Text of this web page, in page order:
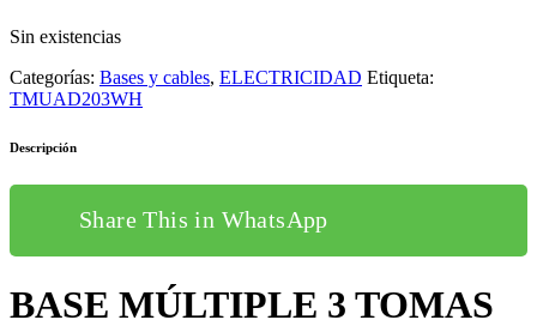
Sin existencias
Categorías: Bases y cables, ELECTRICIDAD Etiqueta:
TMUAD203WH
Descripción
Share This in WhatsApp
BASE MÚLTIPLE 3 TOMAS